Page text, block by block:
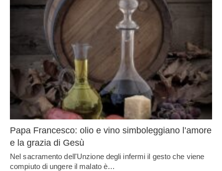
Papa Francesco: olio e vino simboleggiano l’amore
e la grazia di Gesù
Nel sacramento dell'Unzione degli infermi il gesto che viene
compiuto di ungere il malato è…